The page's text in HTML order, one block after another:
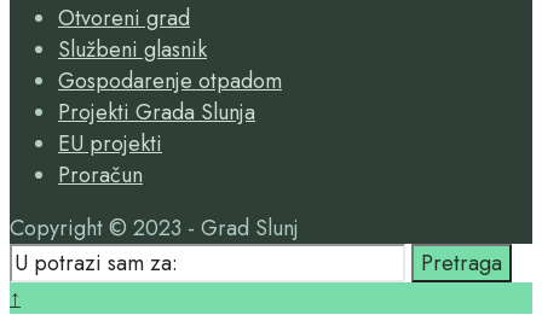
Window
Otvoreni grad
Službeni glasnik
Gospodarenje otpadom
Projekti Grada Slunja
EU projekti
Proračun
Copyright © 2023 - Grad Slunj
Search
for:
Pretraga
Close
↑